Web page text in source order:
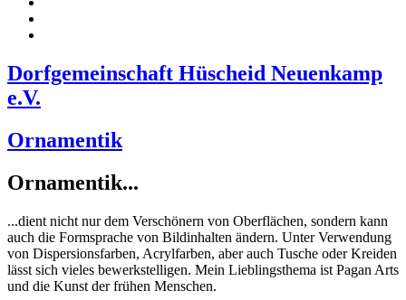
Dorfgemeinschaft Hüscheid Neuenkamp
e.V.
Ornamentik
Ornamentik...
...dient nicht nur dem Verschönern von Oberflächen, sondern kann
auch die Formsprache von Bildinhalten ändern. Unter Verwendung
von Dispersionsfarben, Acrylfarben, aber auch Tusche oder Kreiden
lässt sich vieles bewerkstelligen. Mein Lieblingsthema ist Pagan Arts
und die Kunst der frühen Menschen.